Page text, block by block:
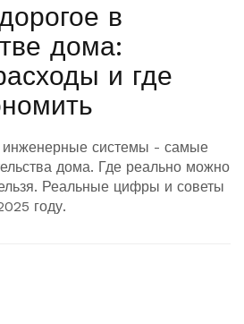
в
дома:
и где
инженерные системы - самые
дома. Где реально можно
Реальные цифры и советы
году.